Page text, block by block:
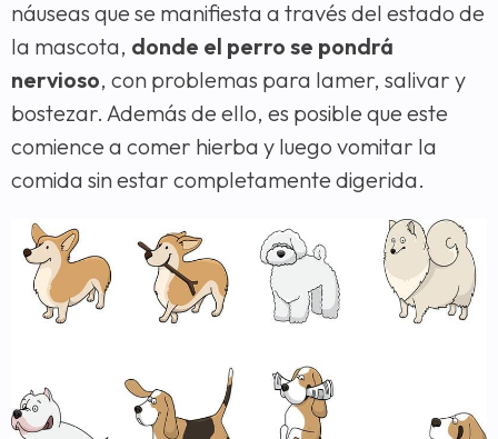
náuseas que se manifiesta a través del estado de
la mascota, donde el perro se pondrá
nervioso, con problemas para lamer, salivar y
bostezar. Además de ello, es posible que este
comience a comer hierba y luego vomitar la
comida sin estar completamente digerida.